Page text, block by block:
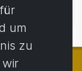
um
zu